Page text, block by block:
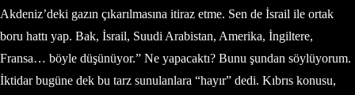
Akdeniz’deki gazın çıkarılmasına itiraz etme. Sen de İsrail ile ortak
boru hattı yap. Bak, İsrail, Suudi Arabistan, Amerika, İngiltere,
Fransa… böyle düşünüyor.” Ne yapacaktı? Bunu şundan söylüyorum.
İktidar bugüne dek bu tarz sunulanlara “hayır” dedi. Kıbrıs konusu,